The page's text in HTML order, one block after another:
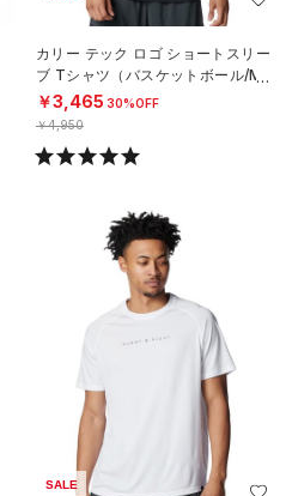
カリー テック ロゴ ショートスリー
ブ Tシャツ（バスケットボール/ME
N）
￥3,465 30%OFF
￥4,950
SALE